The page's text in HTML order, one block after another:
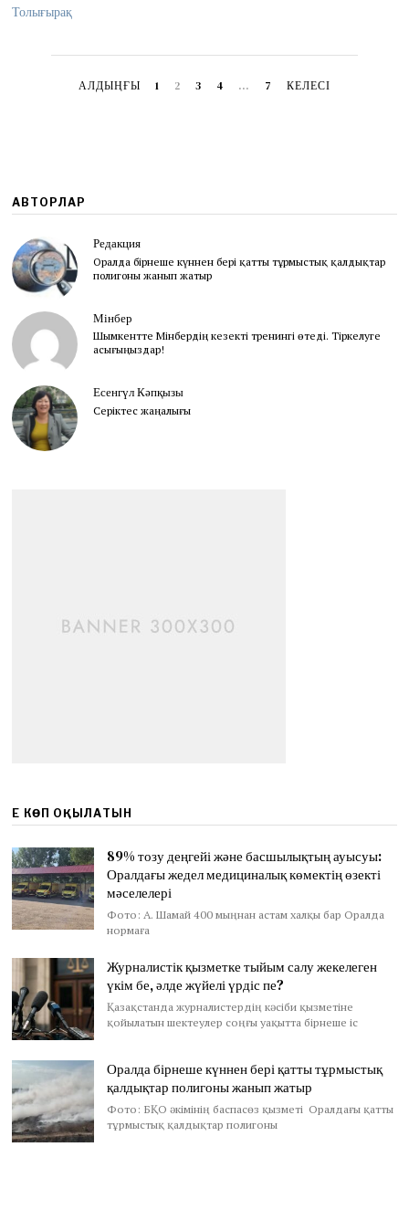
1
Толығырақ
АЛДЫҢҒЫ 1 2 3 4 … 7 КЕЛЕСІ
АВТОРЛАР
Редакция
Оралда бірнеше күннен бері қатты тұрмыстық қалдықтар
полигоны жанып жатыр
Мінбер
Шымкентте Мінбердің кезекті тренингі өтеді. Тіркелуге
асығыңыздар!
Есенгүл Кәпқызы
Серіктес жаңалығы
ЕҢ КӨП ОҚЫЛАТЫН
89% тозу деңгейі және басшылықтың ауысуы:
Оралдағы жедел медициналық көмектің өзекті
мәселелері
Фото: А. Шамай 400 мыңнан астам халқы бар Оралда
нормаға
Журналистік қызметке тыйым салу жекелеген
үкім бе, әлде жүйелі үрдіс пе?
Қазақстанда журналистердің кәсіби қызметіне
қойылатын шектеулер соңғы уақытта бірнеше іс
Оралда бірнеше күннен бері қатты тұрмыстық
қалдықтар полигоны жанып жатыр
Фото: БҚО әкімінің баспасөз қызметі Оралдағы қатты
тұрмыстық қалдықтар полигоны